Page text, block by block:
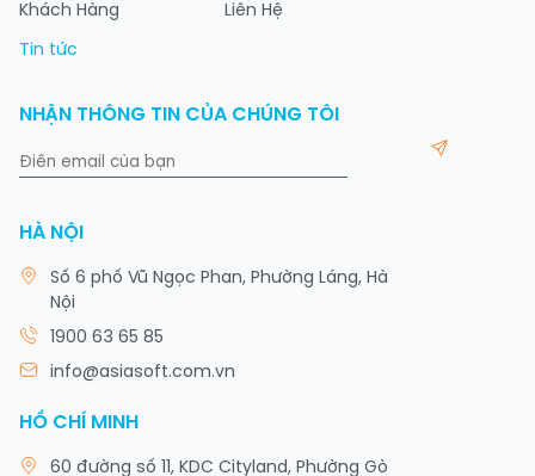
Khách Hàng
Tin tức
Liên Hệ
NHẬN THÔNG TIN CỦA CHÚNG TÔI
HÀ NỘI
Số 6 phố Vũ Ngọc Phan, Phường Láng, Hà
Nội
1900 63 65 85
info@asiasoft.com.vn
HỒ CHÍ MINH
60 đường số 11, KDC Cityland, Phường Gò